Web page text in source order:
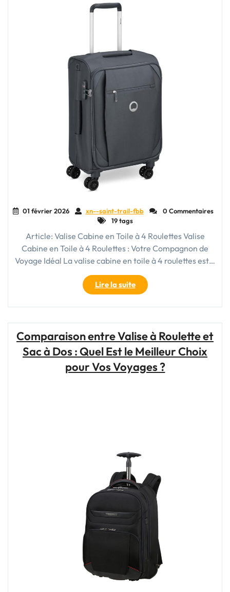
01 février 2026 xn--saint-trail-fbb
0 Commentaires
19 tags
Article: Valise Cabine en Toile à 4 Roulettes Valise
Cabine en Toile à 4 Roulettes : Votre Compagnon de
Voyage Idéal La valise cabine en toile à 4 roulettes est…
Lire la suite"Valise
cabine
en
4
roulettes
:
Le
Comparaison entre Valise à Roulette et
Sac à Dos : Quel Est le Meilleur Choix
pour Vos Voyages ?